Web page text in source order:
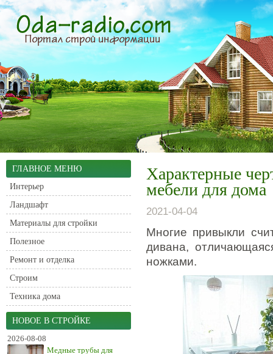
ГЛАВНОЕ МЕНЮ
Интерьер
Ландшафт
Материалы для стройки
Полезное
Ремонт и отделка
Строим
Техника дома
НОВОЕ В СТРОЙКЕ
2026-08-08
Медные трубы для
Характерные
мебели для дома
2021-04-04
Многие привыкли
дивана,
ножками.